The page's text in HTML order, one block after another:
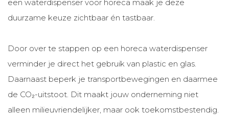
een waterdispenser voor horeca maak je deze
duurzame keuze zichtbaar én tastbaar.
Door over te stappen op een horeca waterdispenser
verminder je direct het gebruik van plastic en glas.
Daarnaast beperk je transportbewegingen en daarmee
de CO₂-uitstoot. Dit maakt jouw onderneming niet
alleen milieuvriendelijker, maar ook toekomstbestendig.